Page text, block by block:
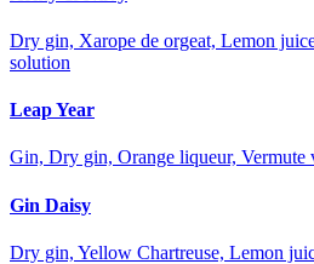
Dry gin, Xarope de orgeat, Lemon
solution
Leap Year
Gin, Dry gin, Orange liqueur, Vermute
Gin Daisy
Dry gin, Yellow Chartreuse, Lemon